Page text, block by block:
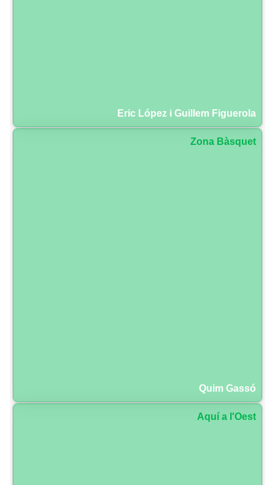
Eric López i Guillem Figuerola
Zona Bàsquet
Quim Gassó
Aquí a l'Oest